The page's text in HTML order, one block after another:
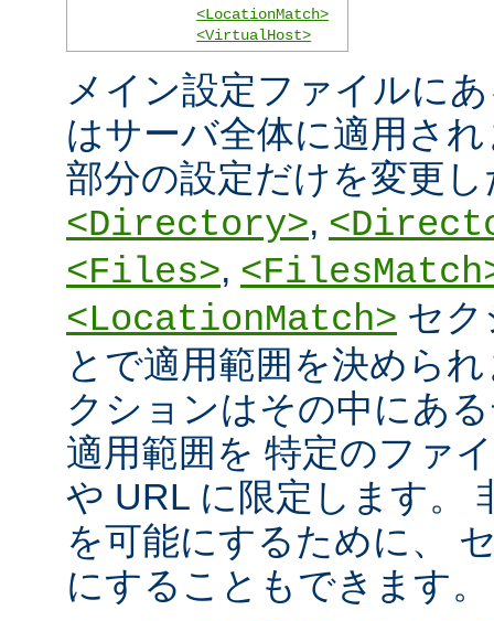
<LocationMatch>
<VirtualHost>
メイン設定ファイルに
はサーバ全体に適用さ
部分の設定だけを変更
<Directory>,
<Files>,
<LocationMatch> セ
とで適用範囲を決めら
クションはその中にあ
適用範囲を 特定のファ
や URL に限定します。
を可能にするために、
にすることもできます。